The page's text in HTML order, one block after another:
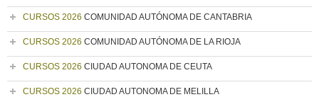
CURSOS 2026 COMUNIDAD AUTÓNOMA DE CANTABRIA
CURSOS 2026 COMUNIDAD AUTÓNOMA DE LA RIOJA
CURSOS 2026 CIUDAD AUTONOMA DE CEUTA
CURSOS 2026 CIUDAD AUTONOMA DE MELILLA